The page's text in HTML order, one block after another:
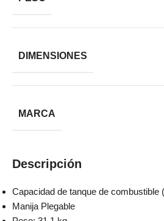
DIMENSIONES
MARCA
Descripción
Capacidad de tanque de combustible
Manija Plegable